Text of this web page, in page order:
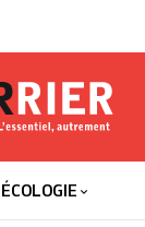
ÉCOLOGIE